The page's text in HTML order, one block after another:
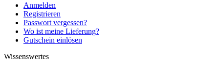
Anmelden
Registrieren
Passwort vergessen?
Wo ist meine Lieferung?
Gutschein einlösen
Wissenswertes